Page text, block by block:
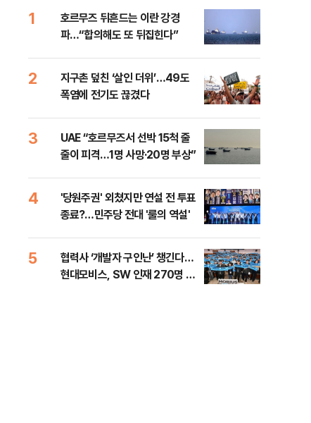
1
호르무즈 뒤흔드는 이란 강경
파…“합의해도 또 뒤집힌다”
2
지구촌 덮친 ‘살인 더위’…49도
폭염에 전기도 끊겼다
3
UAE “호르무즈서 선박 15척 줄
줄이 피격…1명 사망·20명 부상”
4
'당원주권' 외쳤지만 연설 전 투표
종료?…민주당 전대 '룰의 역설'
5
협력사 ‘개발자 구인난’ 챙긴다…
현대모비스, SW 인재 270명 육